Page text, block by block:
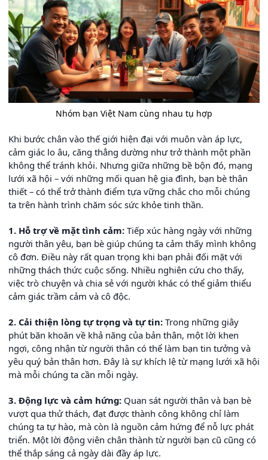
Nhóm bạn Việt Nam cùng nhau tụ hợp
Khi bước chân vào thế giới hiện đại với muôn vàn áp lực,
cảm giác lo âu, căng thẳng dường như trở thành một phần
không thể tránh khỏi. Nhưng giữa những bề bộn đó, mạng
lưới xã hội – với những mối quan hệ gia đình, bạn bè thân
thiết – có thể trở thành điểm tựa vững chắc cho mỗi chúng
ta trên hành trình chăm sóc sức khỏe tinh thần.
1. Hỗ trợ về mặt tình cảm: Tiếp xúc hàng ngày với những
người thân yêu, bạn bè giúp chúng ta cảm thấy mình không
cô đơn. Điều này rất quan trọng khi bạn phải đối mặt với
những thách thức cuộc sống. Nhiều nghiên cứu cho thấy,
việc trò chuyện và chia sẻ với người khác có thể giảm thiểu
cảm giác trầm cảm và cô độc.
2. Cải thiện lòng tự trọng và tự tin: Trong những giây
phút băn khoăn về khả năng của bản thân, một lời khen
ngợi, công nhận từ người thân có thể làm bạn tin tưởng và
yêu quý bản thân hơn. Đây là sự khích lệ từ mạng lưới xã hội
mà mỗi chúng ta cần mỗi ngày.
3. Động lực và cảm hứng: Quan sát người thân và bạn bè
vượt qua thử thách, đạt được thành công không chỉ làm
chúng ta tự hào, mà còn là nguồn cảm hứng để nỗ lực phát
triển. Một lời động viên chân thành từ người bạn cũ cũng có
thể thắp sáng cả ngày dài đầy áp lực.